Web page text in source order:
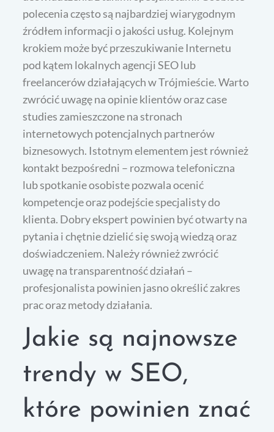
polecenia często są najbardziej wiarygodnym
źródłem informacji o jakości usług. Kolejnym
krokiem może być przeszukiwanie Internetu
pod kątem lokalnych agencji SEO lub
freelancerów działających w Trójmieście. Warto
zwrócić uwagę na opinie klientów oraz case
studies zamieszczone na stronach
internetowych potencjalnych partnerów
biznesowych. Istotnym elementem jest również
kontakt bezpośredni – rozmowa telefoniczna
lub spotkanie osobiste pozwala ocenić
kompetencje oraz podejście specjalisty do
klienta. Dobry ekspert powinien być otwarty na
pytania i chętnie dzielić się swoją wiedzą oraz
doświadczeniem. Należy również zwrócić
uwagę na transparentność działań –
profesjonalista powinien jasno określić zakres
prac oraz metody działania.
Jakie są najnowsze
trendy w SEO,
które powinien znać